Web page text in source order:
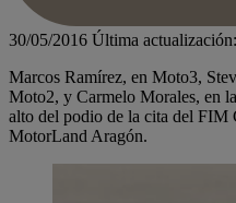
30/05/2016 Última
Marcos Ramírez, en Moto3,
Moto2, y Carmelo Morales, en
alto del podio de la cita del FIM
MotorLand Aragón.